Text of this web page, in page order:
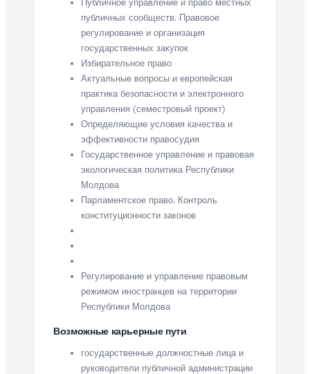
Публичное управление и право местных
публичных сообществ. Правовое
регулирование и организация
государственных закупок
Избирательное право
Актуальные вопросы и европейская
практика безопасности и электронного
управления (семестровый проект)
Определяющие условия качества и
эффективности правосудия
Государственное управление и правовая
экологическая политика Республики
Молдова
Парламентское право. Контроль
конституционности законов
Регулирование и управление правовым
режимом иностранцев на территории
Республики Молдова
Возможные карьерные пути
государственные должностные лица и
руководители публичной администрации